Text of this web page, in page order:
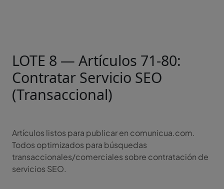
LOTE 8 — Artículos 71-80:
Contratar Servicio SEO
(Transaccional)
Artículos listos para publicar en comunicua.com.
Todos optimizados para búsquedas
transaccionales/comerciales sobre contratación de
servicios SEO.